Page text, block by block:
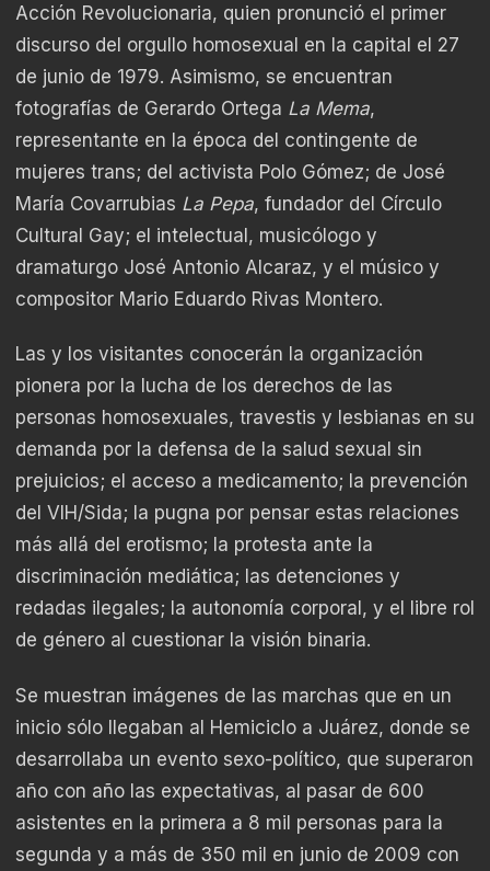
Acción Revolucionaria, quien pronunció el primer
discurso del orgullo homosexual en la capital el 27
de junio de 1979. Asimismo, se encuentran
fotografías de Gerardo Ortega La Mema,
representante en la época del contingente de
mujeres trans; del activista Polo Gómez; de José
María Covarrubias La Pepa, fundador del Círculo
Cultural Gay; el intelectual, musicólogo y
dramaturgo José Antonio Alcaraz, y el músico y
compositor Mario Eduardo Rivas Montero.
Las y los visitantes conocerán la organización
pionera por la lucha de los derechos de las
personas homosexuales, travestis y lesbianas en su
demanda por la defensa de la salud sexual sin
prejuicios; el acceso a medicamento; la prevención
del VIH/Sida; la pugna por pensar estas relaciones
más allá del erotismo; la protesta ante la
discriminación mediática; las detenciones y
redadas ilegales; la autonomía corporal, y el libre rol
de género al cuestionar la visión binaria.
Se muestran imágenes de las marchas que en un
inicio sólo llegaban al Hemiciclo a Juárez, donde se
desarrollaba un evento sexo-político, que superaron
año con año las expectativas, al pasar de 600
asistentes en la primera a 8 mil personas para la
segunda y a más de 350 mil en junio de 2009 con